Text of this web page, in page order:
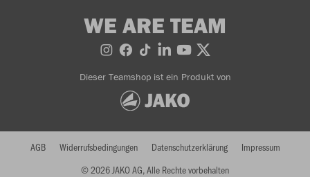
WE ARE TEAM
Dieser Teamshop ist ein Produkt von
© 2026 JAKO AG, Alle Rechte vorbehalten
AGB Widerrufsbedingungen Datenschutzerklärung Impressum